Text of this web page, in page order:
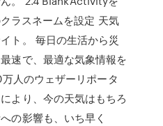
ラスネームを設定 天気
ト。 毎日の生活から災
速で、最適な気象情報を
人のウェザーリポータ
より、今の天気はもちろ
の影響も、いち早く